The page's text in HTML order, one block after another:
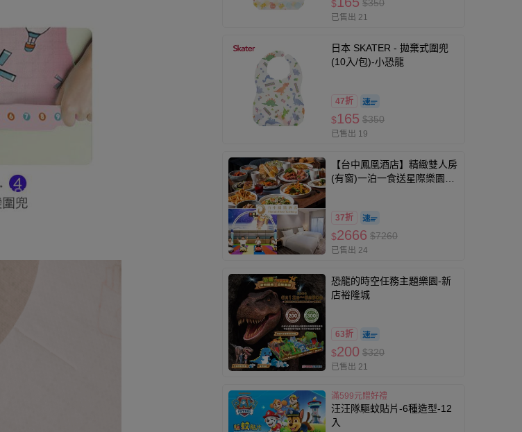
$ $350
已售出 21
日本 SKATER - 拋棄式圍兜
(10入/包)-小恐龍
47折
$165 $350
已售出 19
【台中鳳凰酒店】精緻雙人房
(有窗)一泊一食送星際樂園兩
37折
$2666 $7260
已售出 24
恐龍的時空任務主題樂園-新
店裕隆城
63折
$200 $320
已售出 21
滿599元贈好禮
汪汪隊驅蚊貼片-6種造型-12
入